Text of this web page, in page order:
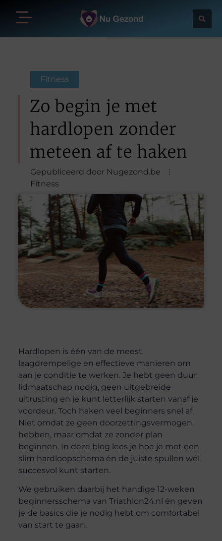
Fitness
Zo begin je met
hardlopen zonder
meteen af te haken
Gepubliceerd door Nugezond.be
Fitness
Hardlopen is één van de meest
laagdrempelige en effectieve manieren om
aan je conditie te werken. Je hebt geen duur
lidmaatschap nodig, geen uitgebreide
uitrusting en je kunt letterlijk starten vanaf je
voordeur. Toch haken veel beginners snel af.
Niet omdat ze geen doorzettingsvermogen
hebben, maar omdat ze zonder plan
beginnen. In deze blog lees je hoe je met een
slim hardloopschema én de juiste spullen wél
succesvol kunt starten.
We gebruiken daarbij het handige 12-weken
beginnersschema van Triathlon24.nl én geven
je de basics die je nodig hebt om comfortabel
van start te gaan.